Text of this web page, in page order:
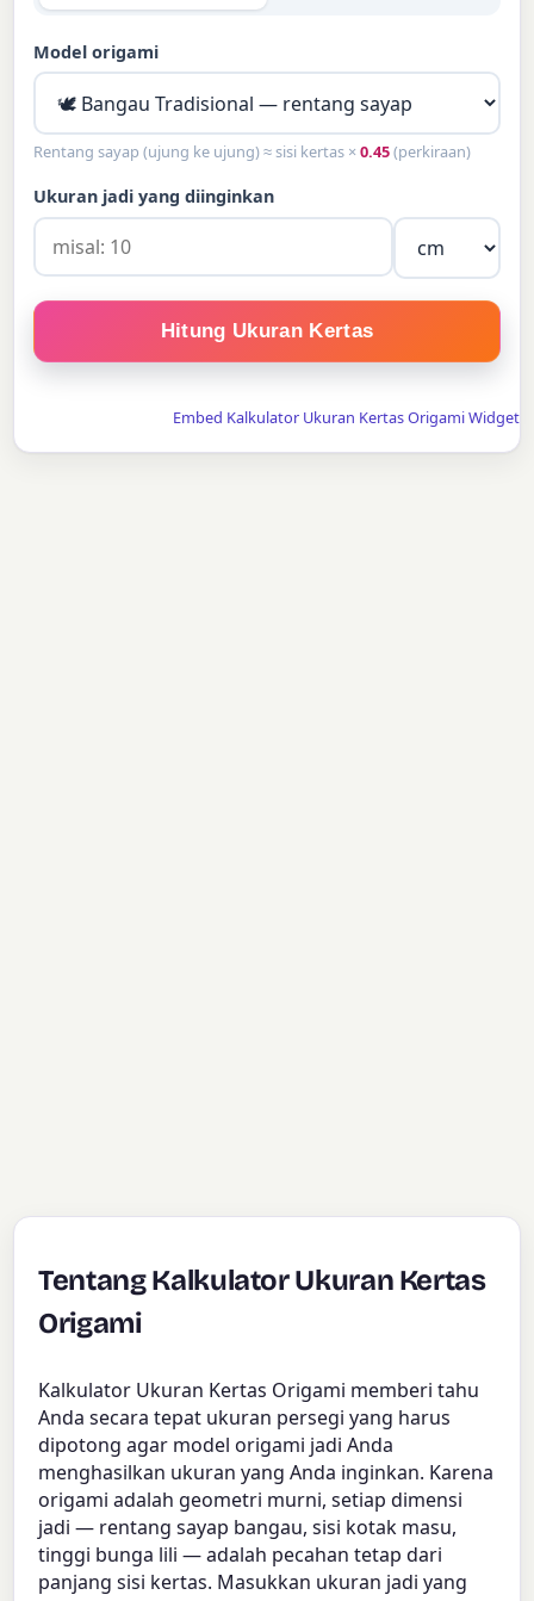
Model origami
Rentang sayap (ujung ke ujung) ≈ sisi kertas ×0.45(perkiraan)
Ukuran jadi yang diinginkan
Hitung Ukuran Kertas
Embed Kalkulator Ukuran Kertas Origami Widget
Tentang Kalkulator Ukuran Kertas
Origami
Kalkulator Ukuran Kertas Origami memberi tahu
Anda secara tepat ukuran persegi yang harus
dipotong agar model origami jadi Anda
menghasilkan ukuran yang Anda inginkan. Karena
origami adalah geometri murni, setiap dimensi
jadi — rentang sayap bangau, sisi kotak masu,
tinggi bunga lili — adalah pecahan tetap dari
panjang sisi kertas. Masukkan ukuran jadi yang